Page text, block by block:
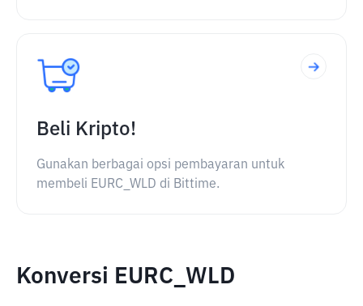
Beli Kripto!
Gunakan berbagai opsi pembayaran untuk
membeli EURC_WLD di Bittime.
Konversi EURC_WLD